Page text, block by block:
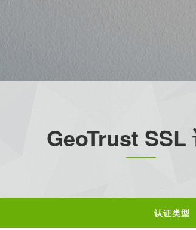
GeoTrust SSL
认证类型